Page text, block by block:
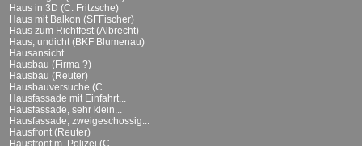
Haus in 3D (C. Fritzsche)
Haus mit Balkon (SFFischer)
Haus zum Richtfest (Albrecht)
Haus, undicht (BKF Blumenau)
Hausansicht...
Hausbau (Firma ?)
Hausbau (Reuter)
Hausbauversuche (C....
Hausfassade mit Einfahrt...
Hausfassade, sehr klein...
Hausfassade, zweigeschossig...
Hausfront (Reuter)
Hausfront m. Polizei (C....